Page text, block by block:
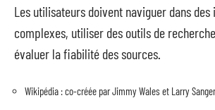
Les utilisateurs doivent naviguer dans
complexes, utiliser des outils de
évaluer la fiabilité des sources.
Wikipédia : co-créée par Jimmy Wales et Larry Sanger